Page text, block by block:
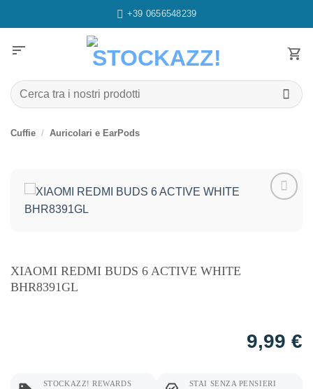
ai
+39 0656548239
sort
Cerca:
Cuffie / Auricolari e EarPods
XIAOMI REDMI BUDS 6 ACTIVE WHITE
BHR8391GL
9,99 €
STOCKAZZ! REWARDS STAI SENZA PENSIERI